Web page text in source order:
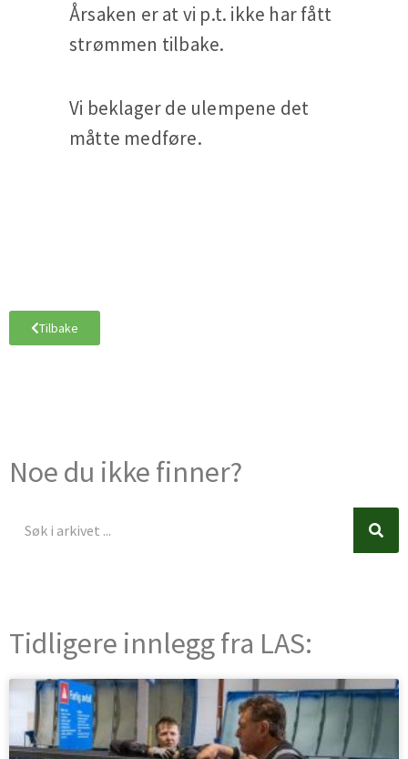
Årsaken er at vi p.t. ikke har fått
strømmen tilbake.
Vi beklager de ulempene det
måtte medføre.
Tilbake
Noe du ikke finner?
Søk
Tidligere innlegg fra LAS: